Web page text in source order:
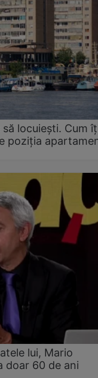
locuiești. Cum
poziția
lui, Mario
doar 60 de ani